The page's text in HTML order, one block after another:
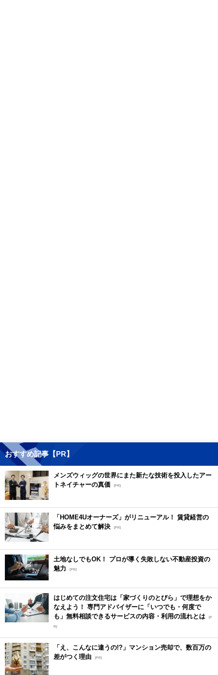
おすすめ記事【PR】
メンズウィッグの世界にまた新たな技術を投入したアー
トネイチャーの真価 [PR]
「HOME4Uオーナーズ」がリニューアル！ 賃貸経営の
悩みをまとめて解決 [PR]
土地なしでもOK！ プロが導く失敗しない不動産投資の
魅力
[PR]
はじめての注文住宅は「家づくりのとびら」で理想をか
なえよう！ 専門アドバイザーに「いつでも・何度で
も」無料相談できるサービスの内容・利用の流れとは [P
R]
「え、こんなに違うの!?」マンション売却で、数百万の
差がつく理由 [PR]